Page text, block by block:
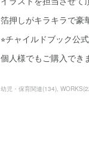
箔押しがキラキラで豪
⭐︎チャイルドブック公
個人様でもご購入でき
幼児・保育関連(134) WORKS(